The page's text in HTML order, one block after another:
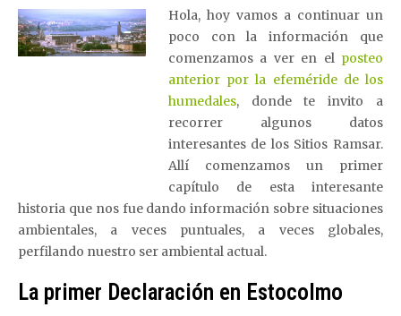
Hola, hoy vamos a continuar un
poco con la información que
comenzamos a ver en el posteo
anterior por la efeméride de los
humedales, donde te invito a
recorrer algunos datos
interesantes de los Sitios Ramsar.
Allí comenzamos un primer
capítulo de esta interesante
historia que nos fue dando información sobre situaciones
ambientales, a veces puntuales, a veces globales,
perfilando nuestro ser ambiental actual.
La primer Declaración en Estocolmo